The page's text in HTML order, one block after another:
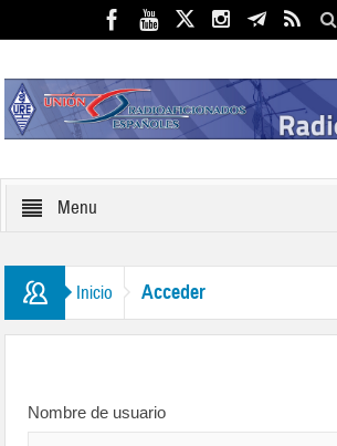
Menu
Inicio Acceder
Nombre de usuario